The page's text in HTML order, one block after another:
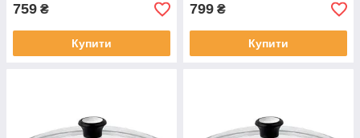
759 ₴
Купити
799 ₴
Купити